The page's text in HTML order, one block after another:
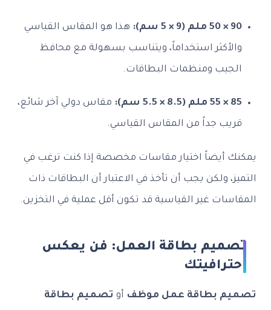
هذا هو المقاس القياسي
استخداماً، ويتناسب بسهولة مع محافظ
ومنظمات البطاقات.
مقاس دولي آخر شائع،
جداً من المقاس القياسي.
أيضاً اختيار مقاسات مخصصة إذا كنت ترغب في
ولكن يجب أن تأخذ في الاعتبار أن البطاقات ذات
غير القياسية قد تكون أقل عملية في التخزين.
بطاقة العمل: فن يعكس
بطاقة عمل موظفأوتصميم بطاقة